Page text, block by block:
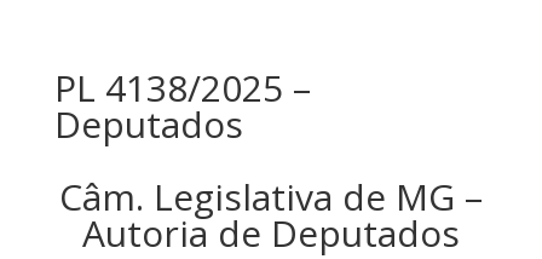
PL 4138/2025 –
Deputados
Câm. Legislativa de MG –
Autoria de Deputados